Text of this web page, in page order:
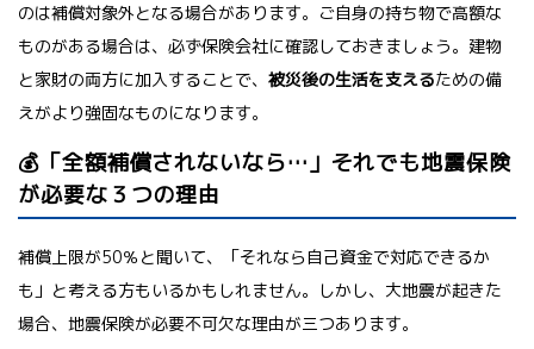
のは補償対象外となる場合があります。ご自身の持ち物で高額な
ものがある場合は、必ず保険会社に確認しておきましょう。建物
と家財の両方に加入することで、 被災後の生活を支えるための備
えがより強固なものになります。
💰「全額補償されないなら…」それでも地震保険
が必要な３つの理由
補償上限が50％と聞いて、「それなら自己資金で対応できるか
も」と考える方もいるかもしれません。しかし、大地震が起きた
場合、地震保険が必要不可欠な理由が三つあります。